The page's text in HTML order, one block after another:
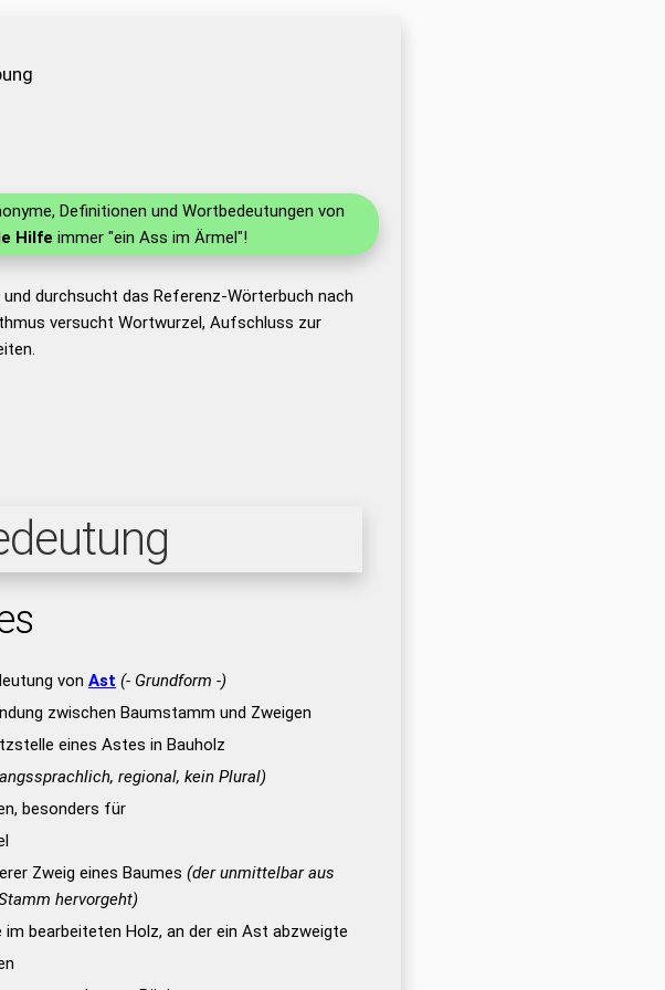
Definitionen und Wortbedeutungen von
Hilfe immer "ein Ass im Ärmel"!
durchsucht das Referenz-Wörterbuch nach
versucht Wortwurzel, Aufschluss zur
von Ast (- Grundform -)
zwischen Baumstamm und Zweigen
eines Astes in Bauholz
regional, kein Plural)
besonders für
Zweig eines Baumes (der unmittelbar aus
hervorgeht)
im bearbeiteten Holz, an der ein Ast abzweigte